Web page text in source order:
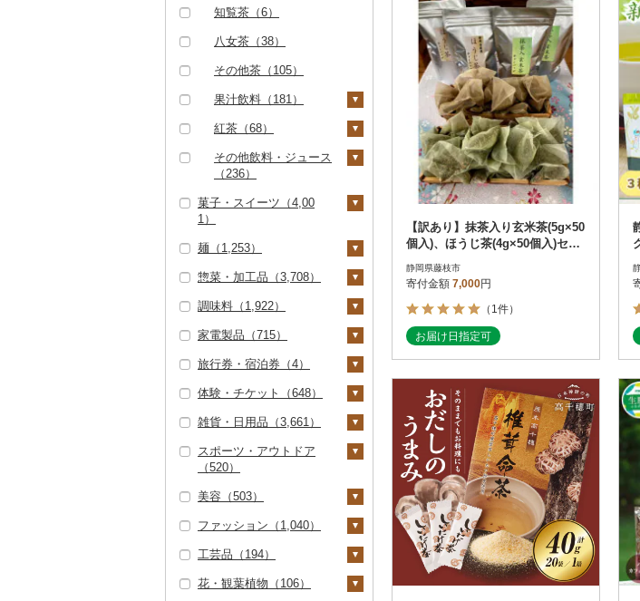
但馬牛（2）
土佐あかうし（1）
佐賀牛（34）
長崎和牛（10）
あか牛（0）
宮崎牛（0）
（107）
サバ（211）
さんま（2）
鯛（10）
のどぐろ（1）
ふぐ（7）
ブリ（13）
その他鮮魚（68）
（50）
その他魚介・加工品
せとか（20）
文旦（30）
まどんな（2）
ポンカン（72）
その他柑橘（539）
9）
干し柿（27）
干し芋（124）
その他ドライフルーツ
その他果物（134）
びわ（7）
ブルーベリー（10）
パイナップル（0）
栗（17）
その他果物（93）
レタス（17）
その他野菜（426）
その他ワイン（17）
ノンアルコール（8）
その他酒（38）
知覧茶（6）
八女茶（38）
その他茶（105）
果汁飲料（181）
りんごジュース（3
みかんジュース（オレ
0）
5）
紅茶（68）
飲料（0）
（67）
その他飲料・ジュース
（236）
野菜ジュース（49）
（111）
菓子・スイーツ（4,00
1）
ケーキ（768）
クッキー（273）
焼き菓子（765）
プリン（149）
ゼリー（409）
チョコレート（352）
カステラ（115）
アイス・ジェラート
（150）
その他洋菓子（596）
煎餅・おかき（157）
羊羹（42）
饅頭（102）
麺（1,253）
ラーメン（532）
うどん（330）
そば（164）
パスタ（34）
ひやむぎ（7）
そうめん（156）
その他麺（123）
惣菜・加工品（3,708）
惣菜（986）
餃子（216）
シュウマイ（76）
コロッケ（149）
その他惣菜（535）
カレー・シチュー（1
その他鍋（20）
スープ（96）
豆腐・納豆（41）
豆腐（30）
納豆（11）
漬物（556）
梅干（199）
キムチ（110）
缶詰・瓶詰（773）
肉（15）
乾物（126）
調味料（1,922）
砂糖（19）
塩（62）
醤油（237）
味噌（212）
酢（40）
5）
家電製品（715）
季節・空調家電（3）
キッチン家電（0）
照明器具（9）
パソコン・周辺機器
（38）
TV・オーディオ・カ
旅行券・宿泊券（4）
旅行券（3）
JTBふるさと旅行クー
（0）
（紙券）（0）
その他旅行券（0）
宿泊券（1）
体験・チケット（648）
PayPay商品券（43
食事券（31）
温泉・サウナ・スパ利
雑貨・日用品（3,661）
家具・インテリア（1
50）
タンス（1）
机・テーブル（0）
椅子・チェア・ソファ
寝具（103）
布団（1）
枕（19）
毛布（9）
タオル（245）
泉州タオル（90）
その他タオル（148）
文房具・印鑑（156）
ボールペン（15）
食器（472）
スポーツ・アウトドア
（520）
ゴルフ（82）
ゴルフボール（4）
ゴルフクラブ（0）
ゴルフウェア（7）
釣り（43）
サイクリング（0）
アウトドア・キャンプ
美容（503）
スキンケア（122）
化粧水・乳液・美容液
シャンプー・リンス
ファッション（1,040）
鞄・バッグ（164）
トートバッグ・ショル
洋服（175）
工芸品（194）
織物（5）
花・観葉植物（106）
【訳あり】抹茶入り玄米茶(5g×50
個入)、ほうじ茶(4g×50個入)セッ
静岡県藤枝市
寄付金額 7,000円
（1件）
お届け日指定可